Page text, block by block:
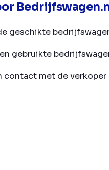
geschikte
gebruikte
contact met de verkoper